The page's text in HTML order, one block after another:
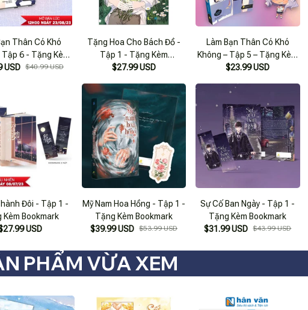
Thân Có Khó
Tập 6 - Tặng Kèm
Bookmark
USD $40.99 USD
Tặng Hoa Cho Bách Đồ -
Tập 1 - Tặng Kèm
Bookmark + Lịch
$27.99 USD
Làm Bạn Thân Có Khó
Không – Tập 5 – Tặng Kèm
Bookmark
$23.99 USD
Đôi - Tập 1 -
Kèm Bookmark
USD
Mỹ Nam Hoa Hồng - Tập 1 -
Tặng Kèm Bookmark
$39.99 USD $53.99 USD
Sự Cố Ban Ngày - Tập 1 -
Tặng Kèm Bookmark
$31.99 USD
$43.99 USD
PHẨM VỪA XEM